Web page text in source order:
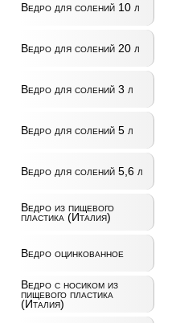
Ведро для солений 10 л
Ведро для солений 20 л
Ведро для солений 3 л
Ведро для солений 5 л
Ведро для солений 5,6 л
Ведро из пищевого
пластика (Италия)
Ведро оцинкованное
Ведро с носиком из
пищевого пластика
(Италия)